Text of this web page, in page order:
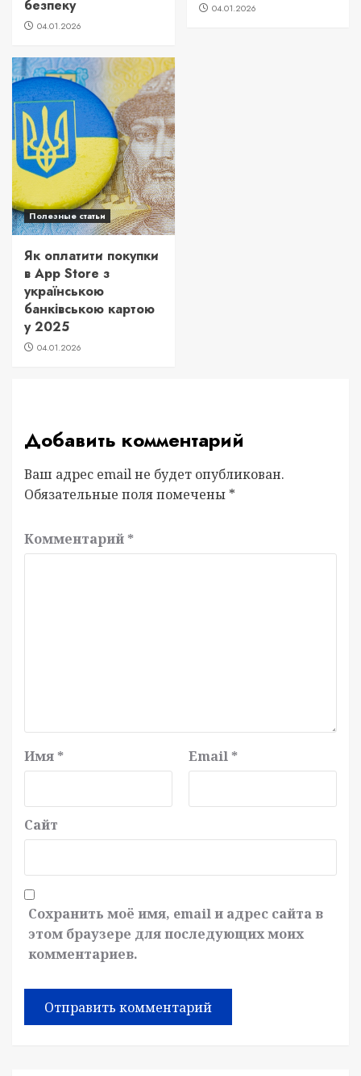
безпеку
04.01.2026
04.01.2026
Полезные статьи
Як оплатити покупки
в App Store з
українською
банківською картою
у 2025
04.01.2026
Добавить комментарий
Ваш адрес email не будет опубликован.
Обязательные поля помечены *
Комментарий *
Имя * Email *
Сайт
Сохранить моё имя, email и адрес сайта в
этом браузере для последующих моих
комментариев.